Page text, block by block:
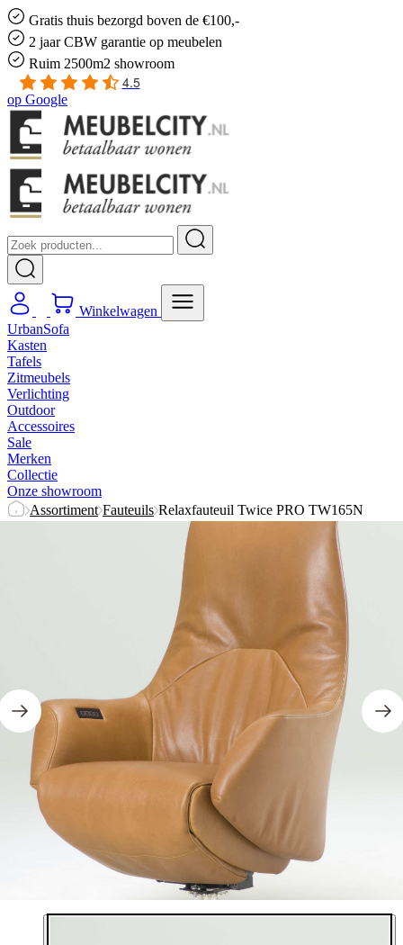
Gratis thuis bezorgd boven de €100,-
2 jaar CBW garantie op meubelen
Ruim 2500m2 showroom
4.5
op Google
Winkelwagen
UrbanSofa
Kasten
Tafels
Zitmeubels
Verlichting
Outdoor
Accessoires
Sale
Merken
Collectie
Onze showroom
Assortiment Fauteuils Relaxfauteuil Twice PRO TW165N